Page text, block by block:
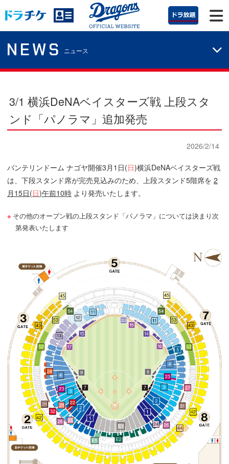
NEWS ニュース
3/1 横浜DeNAベイスターズ戦 上段スタ
ンド「パノラマ」追加発売
2026/2/14
バンテリンドーム ナゴヤ開催3月1日(日)横浜DeNAベイスターズ戦
は、下段スタンド席が完売見込みのため、上段スタンド5階席を 2
月15日(日)午前10時 より発売いたします。
その他のオープン戦の上段スタンド「パノラマ」については決まり次
第発表いたします